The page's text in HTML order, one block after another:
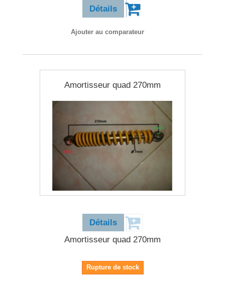
Détails
Ajouter au comparateur
Amortisseur quad 270mm
Détails
Amortisseur quad 270mm
Rupture de stock